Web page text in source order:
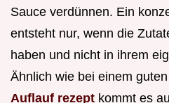
Sauce verdünnen. Ein
entsteht nur, wenn die
haben und nicht in ihrem
Ähnlich wie bei einem guten
Auflauf rezept kommt es